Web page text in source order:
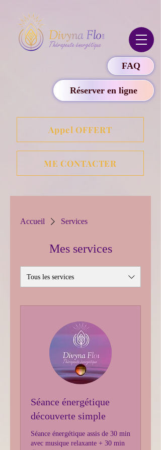
Appel OFFERT
ME CONTACTER
FAQ
Réserver en ligne
Accueil Services
Mes services
Tous les services
Séance énergétique
découverte simple
Séance énergétique assis de 30 min
avec musique relaxante + 30 min